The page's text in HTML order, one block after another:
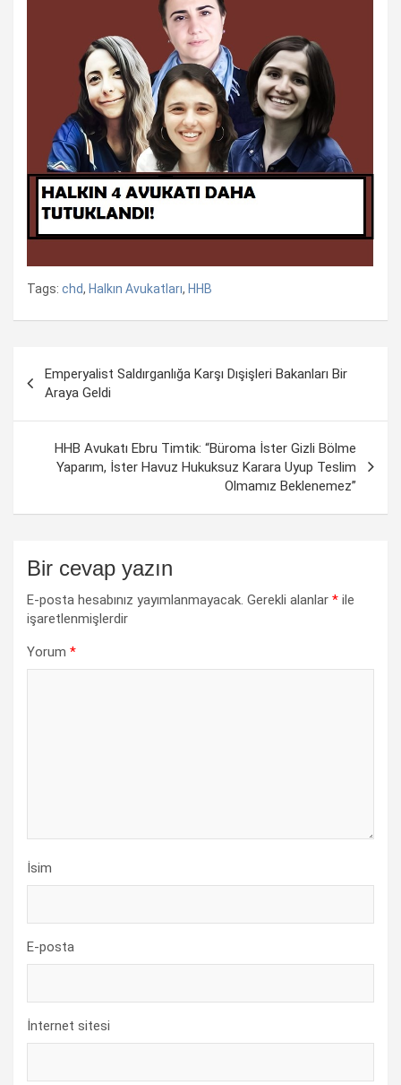
Tags: chd, Halkın Avukatları, HHB
dolaşımı
Emperyalist Saldırganlığa Karşı Dışişleri Bakanları Bir
Araya Geldi
HHB Avukatı Ebru Timtik: “Büroma İster Gizli Bölme
Yaparım, İster Havuz Hukuksuz Karara Uyup Teslim
Olmamız Beklenemez”
Bir cevap yazın
E-posta hesabınız yayımlanmayacak. Gerekli alanlar * ile
işaretlenmişlerdir
Yorum *
İsim
E-posta
İnternet sitesi